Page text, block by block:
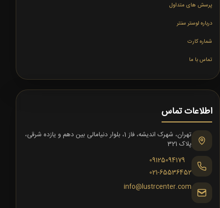
پرسش های متداول
درباره لوستر سنتر
شماره کارت
تماس با ما
اطلاعات تماس
تهران، شهرک اندیشه، فاز 1، بلوار دنیامالی بین دهم و یازده شرقی،
پلاک 321
09125094179
021-65536452
info@lustrcenter.com